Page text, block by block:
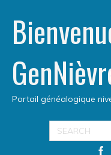
Portail généalogique